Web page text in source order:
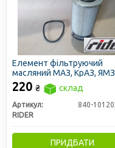
Елемент фільтруючий
масляний МАЗ, КрАЗ, ЯМЗ
глухий з р/к ГТВ (RIDER)
220 ₴ склад
Артикул:
RIDER
ПРИДБАТИ